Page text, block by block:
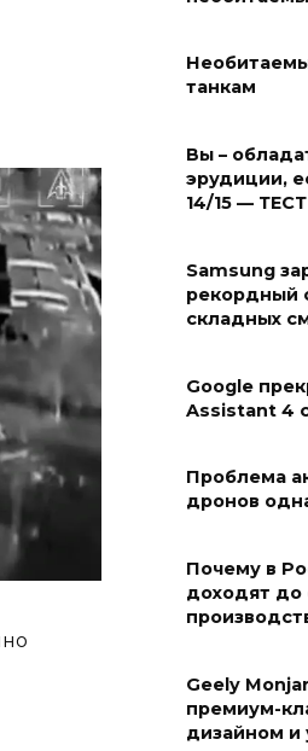
танкам
Вы –
эрудиции,
14/15 — ТЕСТ
Samsung
рекордный
складных
Google
Assistant 4
Проблема
дронов
Почему в
доходят до
Geely
премиум-
дизайном и